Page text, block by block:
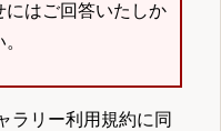
にはご回答いたしか
ラリー利用規約に同